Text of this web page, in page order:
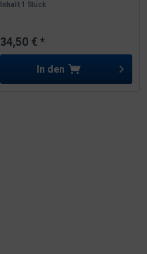
Inhalt1 Stück
34,50 € *
In den